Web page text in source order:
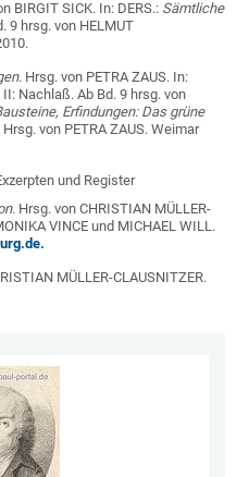
BIRGIT SICK. In: DERS.: Sämtliche
9 hrsg. von HELMUT
. Hrsg. von PETRA ZAUS. In:
Nachlaß. Ab Bd. 9 hrsg. von
Erfindungen: Das grüne
von PETRA ZAUS. Weimar
und Register
. Hrsg. von CHRISTIAN MÜLLER-
VINCE und MICHAEL WILL.
MÜLLER-CLAUSNITZER.